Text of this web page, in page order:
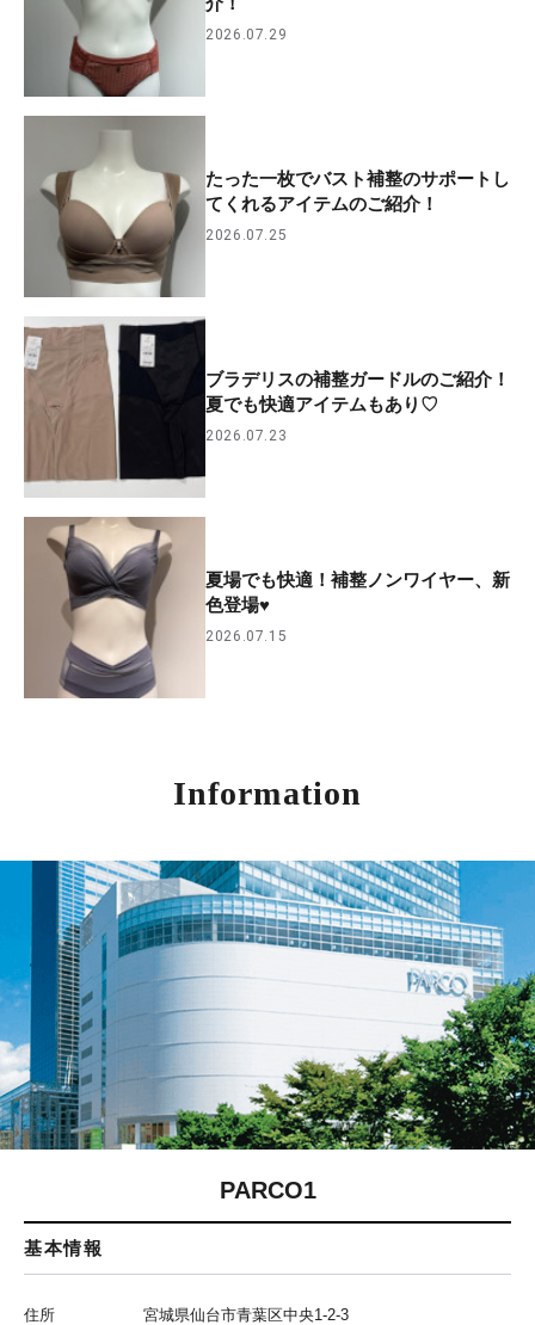
2026.07.29
たった一枚でバスト補整のサポートし
てくれるアイテムのご紹介！
2026.07.25
ブラデリスの補整ガードルのご紹介！
夏でも快適アイテムもあり♡
2026.07.23
夏場でも快適！補整ノンワイヤー、新
色登場♥
2026.07.15
Information
PARCO1
基本情報
住所 宮城県仙台市青葉区中央1-2-3